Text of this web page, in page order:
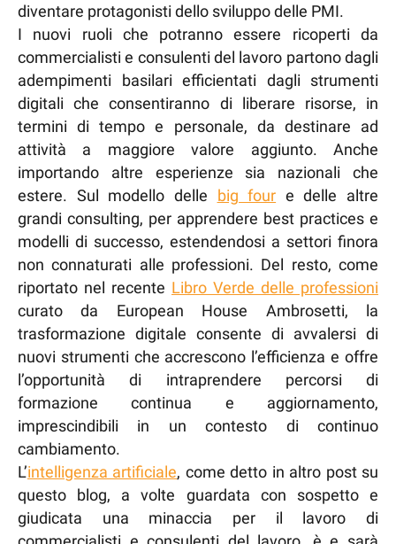
diventare protagonisti dello sviluppo delle PMI.
I nuovi ruoli che potranno essere ricoperti da
commercialisti e consulenti del lavoro partono dagli
adempimenti basilari efficientati dagli strumenti
digitali che consentiranno di liberare risorse, in
termini di tempo e personale, da destinare ad
attività a maggiore valore aggiunto. Anche
importando altre esperienze sia nazionali che
estere. Sul modello delle big four e delle altre
grandi consulting, per apprendere best practices e
modelli di successo, estendendosi a settori finora
non connaturati alle professioni. Del resto, come
riportato nel recente Libro Verde delle professioni
curato da European House Ambrosetti, la
trasformazione digitale consente di avvalersi di
nuovi strumenti che accrescono l’efficienza e offre
l’opportunità di intraprendere percorsi di
formazione continua e aggiornamento,
imprescindibili in un contesto di continuo
cambiamento.
L’intelligenza artificiale, come detto in altro post su
questo blog, a volte guardata con sospetto e
giudicata una minaccia per il lavoro di